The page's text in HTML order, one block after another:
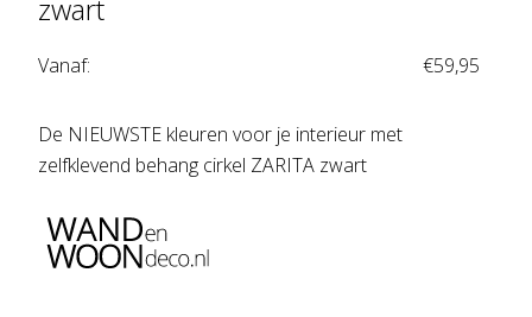
zwart
Vanaf: €59,95
De NIEUWSTE kleuren voor je interieur met
zelfklevend behang cirkel ZARITA zwart